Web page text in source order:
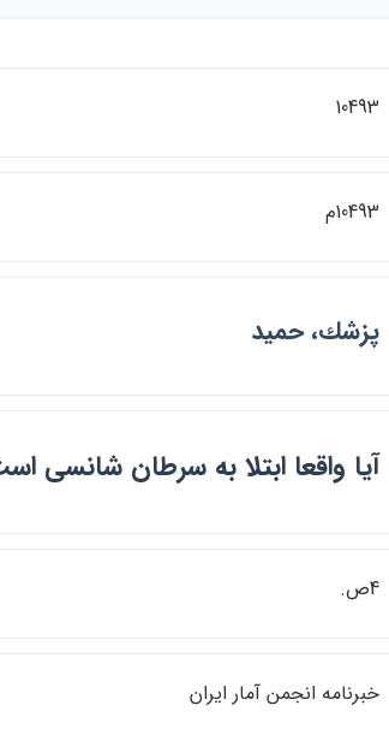
10493
10493م
پزشك، حميد
آيا واقعا ابتلا به سرطان شانسي
4ص.
خبرنامه انجمن آمار ايران